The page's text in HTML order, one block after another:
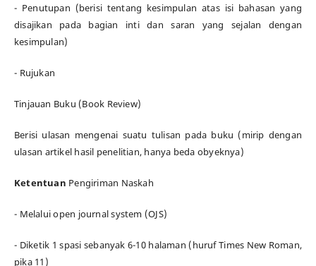
- Penutupan (berisi tentang kesimpulan atas isi bahasan yang
disajikan pada bagian inti dan saran yang sejalan dengan
kesimpulan)
- Rujukan
Tinjauan Buku (Book Review)
Berisi ulasan mengenai suatu tulisan pada buku (mirip dengan
ulasan artikel hasil penelitian, hanya beda obyeknya)
Ketentuan Pengiriman Naskah
- Melalui open journal system (OJS)
- Diketik 1 spasi sebanyak 6-10 halaman (huruf Times New Roman,
pika 11)